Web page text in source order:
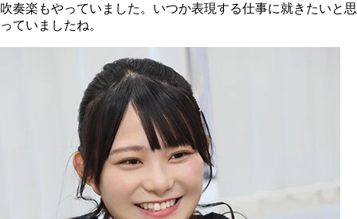
吹奏楽もやっていました。いつか表現する仕事に就きたいと思
っていましたね。